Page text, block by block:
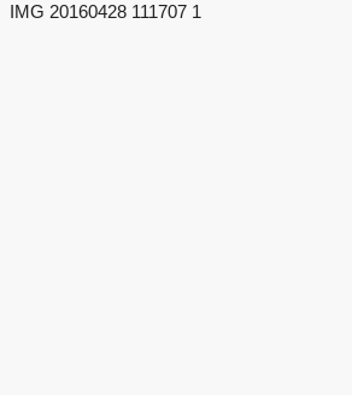
IMG 20160428 111707 1